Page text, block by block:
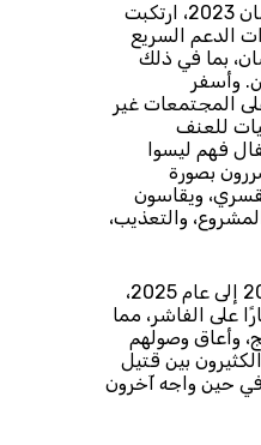
ومنذ اندلاع النزاع في أبريل/نيسان 2023، ارتكبت
الدعم السريع
بما في ذلك
وأسفر
المجتمعات غير
للعنف
فهم ليسوا
بصورة
ويقاسون
والتعذيب،
وعلى مدى 18 شهرًا من عام 2024 إلى عام 2025،
على الفاشر، مما
وأعاق وصولهم
بين قتيل
حين واجه آخرون